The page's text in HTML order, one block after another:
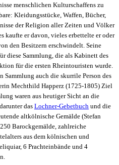
menschlichen Kulturschaffens zu
Kleidungsstücke, Waffen, Bücher,
der Religion aller Zeiten und Völker
kaufte er davon, vieles erbettelte er oder
den Besitzern erschwindelt. Seine
diese Sammlung, die als Kabinett des
für die ersten Rheintouristen wurde.
Sammlung auch die skurrile Person des
Mechthild Happerz (1725-1805) Ziel
waren aus heutiger Sicht an die
das Lochner-Gebetbuch und die
altkölnische Gemälde (Stefan
Barockgemälde, zahlreiche
aus dem kölnischen und
6 Prachteinbände und 4